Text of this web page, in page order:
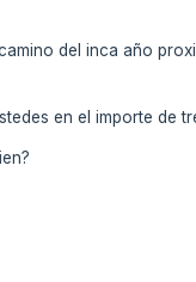
del inca año
en el importe de